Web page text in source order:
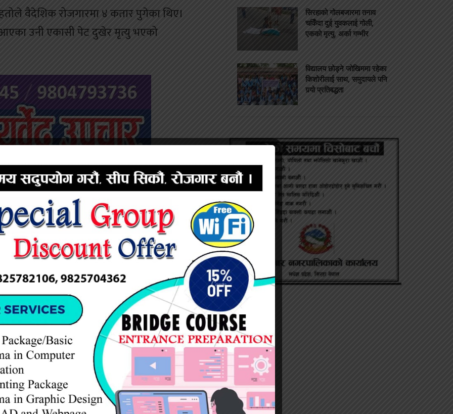
वैदेशिक रोजगारमा ४ कतार पुगेका थिए।
आएका उनी एकासी पेट दुखेर मृत्यु भएको
सिरहाको गोलबजारमा तनाव
चर्किँदा दुई युवकलाई गोली,
एकको मृत्यु, अर्का गम्भीर
विद्यालय छोड्ने जोखिममा रहेका
किशोरीलाई साथ, समुदायले पनि
गर्‍यो प्रतिबद्धता